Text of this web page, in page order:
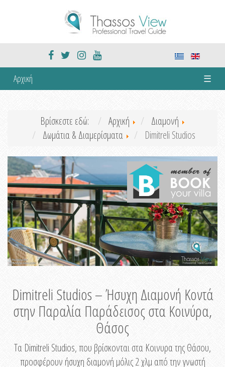
Αρχική ☰
Βρίσκεστε εδώ: Αρχική
Διαμονή
Δωμάτια & Διαμερίσματα
Dimitreli Studios
Dimitreli Studios – Ήσυχη Διαμονή Κοντά
στην Παραλία Παράδεισος στα Κοινύρα,
Θάσος
Τα Dimitreli Studios, που βρίσκονται στα Κοινυρα της Θάσου,
προσφέρουν ήσυχη διαμονή μόλις 2 χλμ από την γνωστή